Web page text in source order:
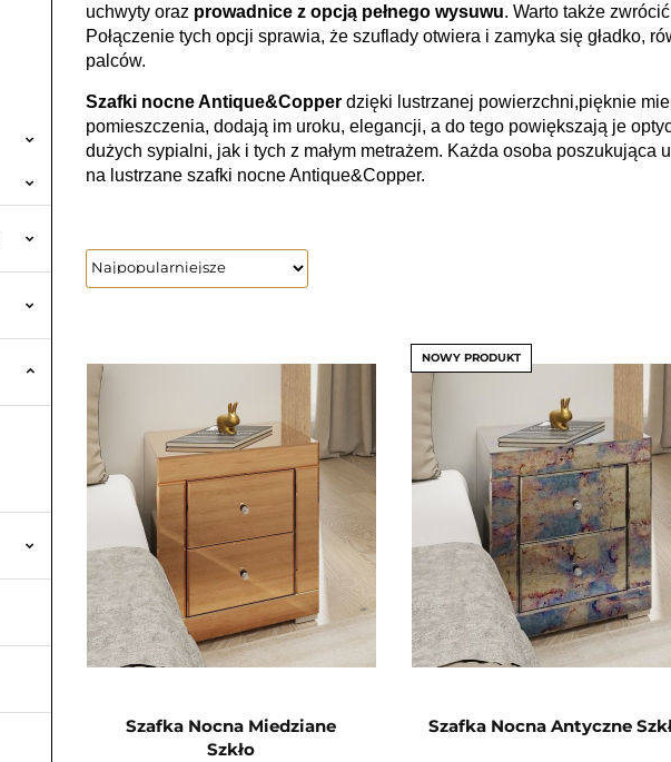
uchwyty oraz prowadnice z opcją pełnego wysuwu. Warto także zwró
Połączenie tych opcji sprawia, że szuflady otwiera i zamyka się gładko, ró
palców.
Szafki nocne Antique&Copperdzięki lustrzanej powierzchni,pięknie
pomieszczenia, dodają im uroku, elegancji, a do tego powiększają je
dużych sypialni, jak i tych z małym metrażem. Każda osoba poszukująca
na lustrzane szafki nocne Antique&Copper.
Szafka Nocna Miedziane
Szkło
NOWY PRODUKT
Szafka Nocna Antyczne